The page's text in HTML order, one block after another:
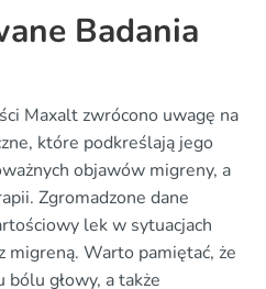
Badania
Maxalt zwrócono uwagę na
które podkreślają jego
objawów migreny, a
Zgromadzone dane
lek w sytuacjach
migreną. Warto pamiętać, że
bólu głowy, a także